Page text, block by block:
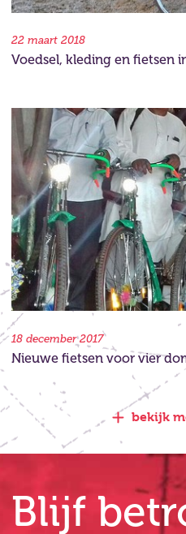
22 maart 2018
Voedsel, kleding en fietsen
18 december 2017
Nieuwe fietsen voor vier
bekijk
Blijf